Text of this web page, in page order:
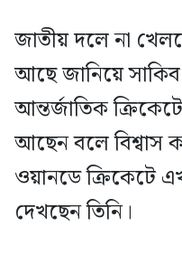
জাতীয় দলে না
আছে জানিয়ে
আন্তর্জাতিক
আছেন বলে বিশ্বাস
ওয়ানডে ক্রিকেটে
দেখছেন তিনি।